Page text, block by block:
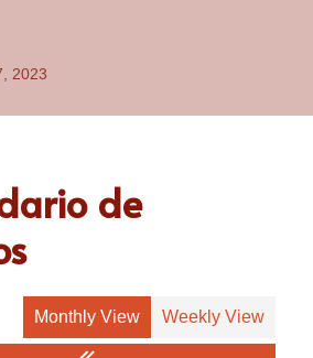
2023
de
Monthly View Weekly View